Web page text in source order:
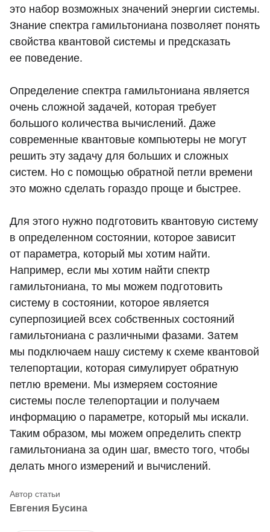
это набор возможных значений энергии системы.
Знание спектра гамильтониана позволяет понять
свойства квантовой системы и предсказать
ее поведение.
Определение спектра гамильтониана является
очень сложной задачей, которая требует
большого количества вычислений. Даже
современные квантовые компьютеры не могут
решить эту задачу для больших и сложных
систем. Но с помощью обратной петли времени
это можно сделать гораздо проще и быстрее.
Для этого нужно подготовить квантовую систему
в определенном состоянии, которое зависит
от параметра, который мы хотим найти.
Например, если мы хотим найти спектр
гамильтониана, то мы можем подготовить
систему в состоянии, которое является
суперпозицией всех собственных состояний
гамильтониана с различными фазами. Затем
мы подключаем нашу систему к схеме квантовой
телепортации, которая симулирует обратную
петлю времени. Мы измеряем состояние
системы после телепортации и получаем
информацию о параметре, который мы искали.
Таким образом, мы можем определить спектр
гамильтониана за один шаг, вместо того, чтобы
делать много измерений и вычислений.
Евгения Бусина